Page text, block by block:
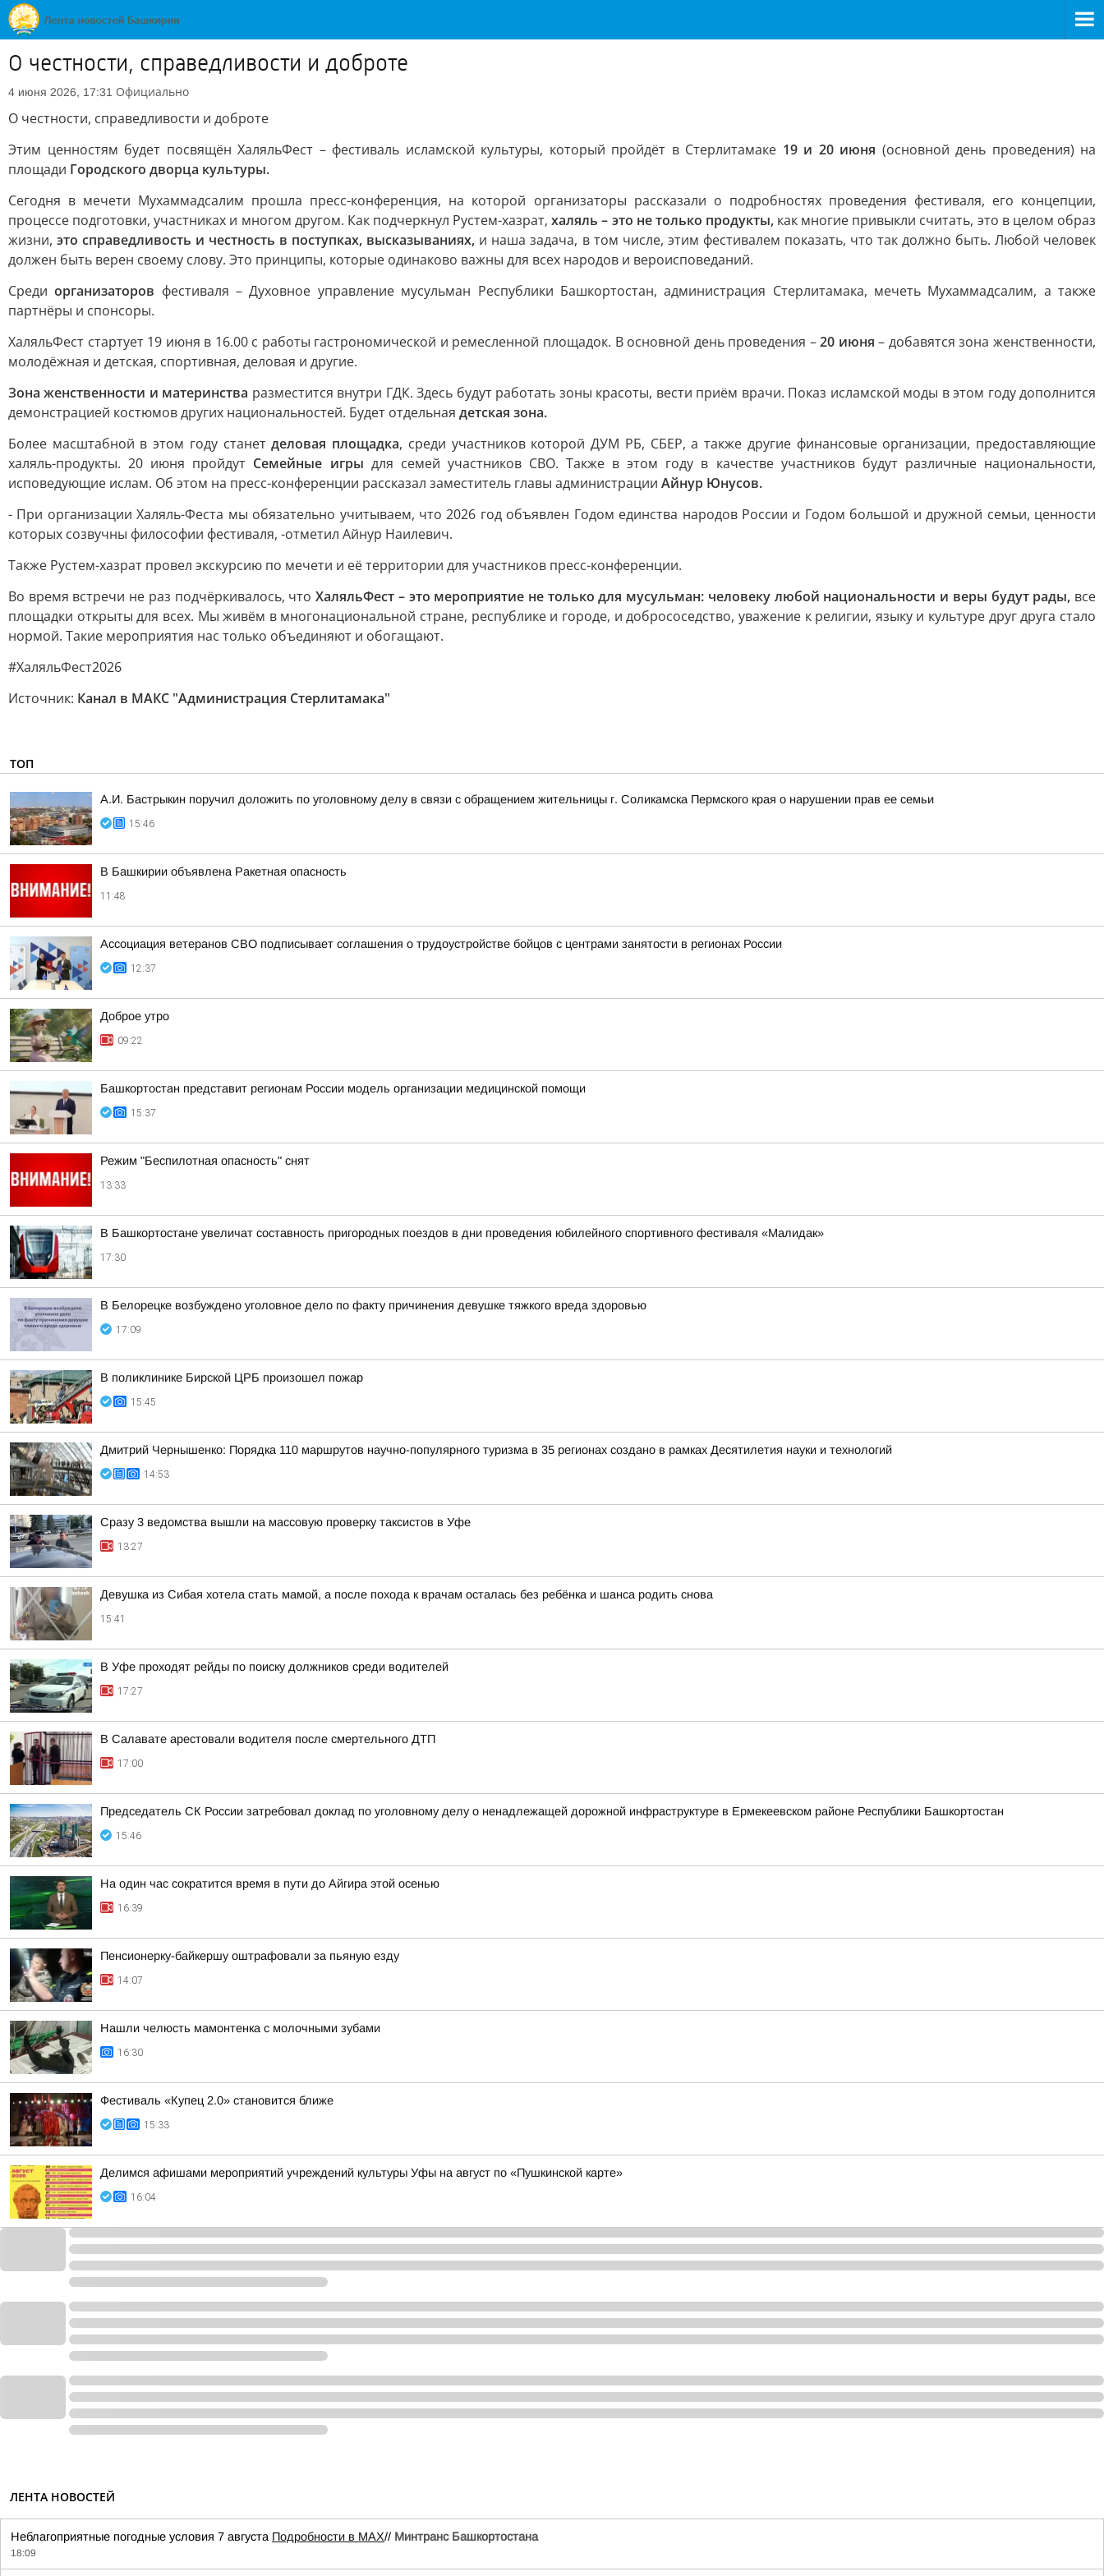
О честности, справедливости и доброте
4 июня 2026, 17:31 Официально
О честности, справедливости и доброте
Этим ценностям будет посвящён ХаляльФест – фестиваль исламской культуры, который пройдёт в Стерлитамаке 19 и 20 июня (основной день проведения) на
площади Городского дворца культуры.
Сегодня в мечети Мухаммадсалим прошла пресс-конференция, на которой организаторы рассказали о подробностях проведения фестиваля, его концепции,
процессе подготовки, участниках и многом другом. Как подчеркнул Рустем-хазрат,халяль – это не только продукты,как многие привыкли считать, это в целом образ
жизни,это справедливость и честность в поступках, высказываниях, и наша задача, в том числе, этим фестивалем показать, что так должно быть. Любой человек
должен быть верен своему слову. Это принципы, которые одинаково важны для всех народов и вероисповеданий.
Средиорганизаторов фестиваля – Духовное управление мусульман Республики Башкортостан, администрация Стерлитамака, мечеть Мухаммадсалим, а также
партнёры и спонсоры.
ХаляльФест стартует 19 июня в 16.00 с работы гастрономической и ремесленной площадок. В основной день проведения –20 июня – добавятся зона женственности,
молодёжная и детская, спортивная, деловая и другие.
Зона женственности и материнства разместится внутри ГДК. Здесь будут работать зоны красоты, вести приём врачи. Показ исламской моды в этом году дополнится
демонстрацией костюмов других национальностей. Будет отдельная детская зона.
Более масштабной в этом году станетделовая площадка, среди участников которой ДУМ РБ, СБЕР, а также другие финансовые организации, предоставляющие
халяль-продукты. 20 июня пройдут Семейные игры для семей участников СВО. Также в этом году в качестве участников будут различные национальности,
исповедующие ислам. Об этом на пресс-конференции рассказал заместитель главы администрации Айнур Юнусов.
- При организации Халяль-Феста мы обязательно учитываем, что 2026 год объявлен Годом единства народов России и Годом большой и дружной семьи, ценности
которых созвучны философии фестиваля, -отметил Айнур Наилевич.
Также Рустем-хазрат провел экскурсию по мечети и её территории для участников пресс-конференции.
Во время встречи не раз подчёркивалось, чтоХаляльФест – это мероприятие не только для мусульман: человеку любой национальности и веры будут рады, все
площадки открыты для всех. Мы живём в многонациональной стране, республике и городе, и добрососедство, уважение к религии, языку и культуре друг друга стало
нормой. Такие мероприятия нас только объединяют и обогащают.
#ХаляльФест2026
Источник: Канал в МАКС "Администрация Стерлитамака"
ТОП
А.И. Бастрыкин поручил доложить по уголовному делу в связи с обращением жительницы г. Соликамска Пермского края о нарушении прав ее семьи
15:46
В Башкирии объявлена Ракетная опасность
11:48
Ассоциация ветеранов СВО подписывает соглашения о трудоустройстве бойцов с центрами занятости в регионах России
12:37
Доброе утро
09:22
Башкортостан представит регионам России модель организации медицинской помощи
15:37
Режим "Беспилотная опасность" снят
13:33
В Башкортостане увеличат составность пригородных поездов в дни проведения юбилейного спортивного фестиваля «Малидак»
17:30
В Белорецке возбуждено уголовное дело по факту причинения девушке тяжкого вреда здоровью
17:09
В поликлинике Бирской ЦРБ произошел пожар
15:45
Дмитрий Чернышенко: Порядка 110 маршрутов научно-популярного туризма в 35 регионах создано в рамках Десятилетия науки и технологий
14:53
Сразу 3 ведомства вышли на массовую проверку таксистов в Уфе
13:27
Девушка из Сибая хотела стать мамой, а после похода к врачам осталась без ребёнка и шанса родить снова
15:41
В Уфе проходят рейды по поиску должников среди водителей
17:27
В Салавате арестовали водителя после смертельного ДТП
17:00
Председатель СК России затребовал доклад по уголовному делу о ненадлежащей дорожной инфраструктуре в Ермекеевском районе Республики Башкортостан
15:46
На один час сократится время в пути до Айгира этой осенью
16:39
Пенсионерку-байкершу оштрафовали за пьяную езду
14:07
Нашли челюсть мамонтенка с молочными зубами
16:30
Фестиваль «Купец 2.0» становится ближе
15:33
Делимся афишами мероприятий учреждений культуры Уфы на август по «Пушкинской карте»
16:04
ЛЕНТА НОВОСТЕЙ
Неблагоприятные погодные условия 7 августа Подробности в MAX// Минтранс Башкортостана
18:09